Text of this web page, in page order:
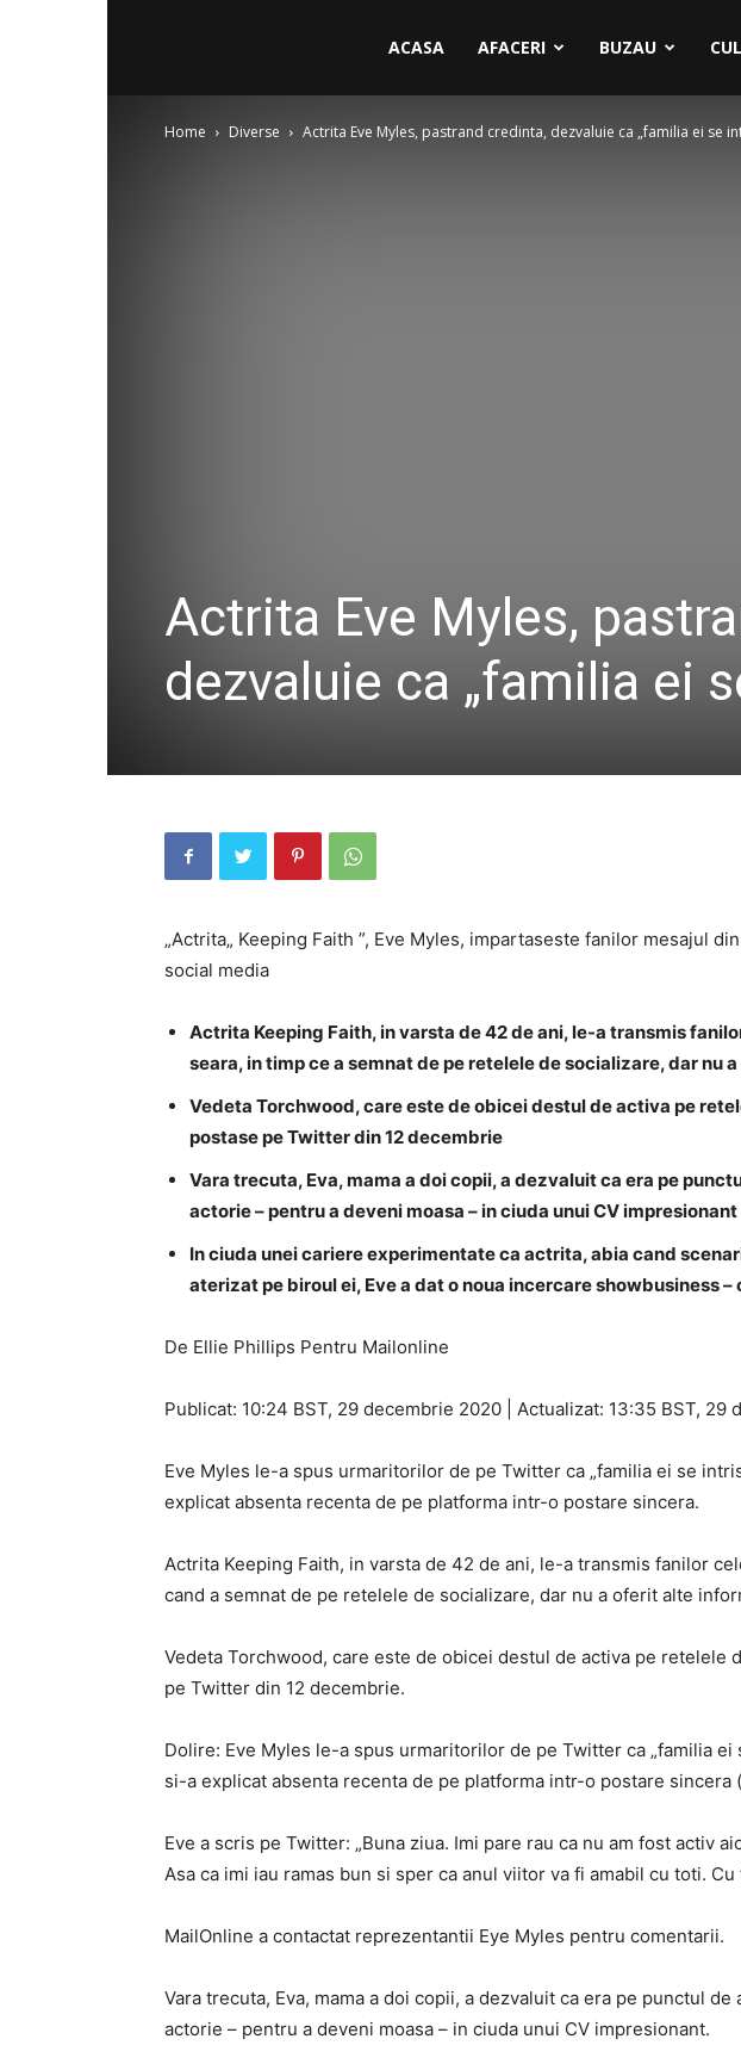
ACASA AFACERI BUZAU
Home Diverse Actrita Eve Myles, pastrand credinta, dezvaluie ca „familia ei se
Actrita Eve Myles,
dezvaluie ca „familia ei
„Actrita„ Keeping Faith ”, Eve Myles, impartaseste fanilor mesajul
social media
Actrita Keeping Faith, in varsta de 42 de ani, le-a transmis
seara, in timp ce a semnat de pe retelele de socializare, dar nu
Vedeta Torchwood, care este de obicei destul de activa pe
postase pe Twitter din 12 decembrie
Vara trecuta, Eva, mama a doi copii, a dezvaluit ca era pe
actorie – pentru a deveni moasa – in ciuda unui CV impresionant
In ciuda unei cariere experimentate ca actrita, abia cand
aterizat pe biroul ei, Eve a dat o noua incercare showbusiness –
De Ellie Phillips Pentru Mailonline
Publicat: 10:24 BST, 29 decembrie 2020 | Actualizat: 13:35 BST, 29
Eve Myles le-a spus urmaritorilor de pe Twitter ca „familia ei se
explicat absenta recenta de pe platforma intr-o postare sincera.
Actrita Keeping Faith, in varsta de 42 de ani, le-a transmis fanilor
cand a semnat de pe retelele de socializare, dar nu a oferit alte
Vedeta Torchwood, care este de obicei destul de activa pe retelele
pe Twitter din 12 decembrie.
Dolire: Eve Myles le-a spus urmaritorilor de pe Twitter ca „familia ei
si-a explicat absenta recenta de pe platforma intr-o postare sincera
Eve a scris pe Twitter: „Buna ziua. Imi pare rau ca nu am fost activ
Asa ca imi iau ramas bun si sper ca anul viitor va fi amabil cu toti. Cu
MailOnline a contactat reprezentantii Eye Myles pentru comentarii.
Vara trecuta, Eva, mama a doi copii, a dezvaluit ca era pe punctul
actorie – pentru a deveni moasa – in ciuda unui CV impresionant.